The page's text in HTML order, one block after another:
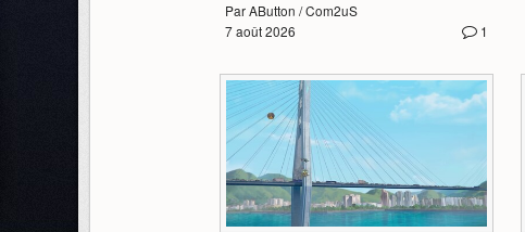
Par AButton / Com2uS
1
7 août 2026
2:35